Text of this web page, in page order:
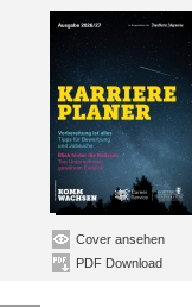
Cover ansehen
PDF Download